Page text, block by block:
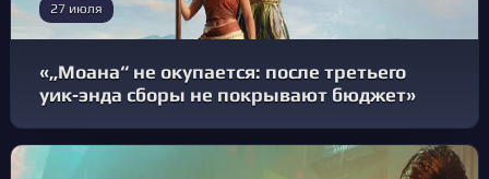
27 июля
«„Моана“ не окупается: после третьего
уик‑энда сборы не покрывают бюджет»